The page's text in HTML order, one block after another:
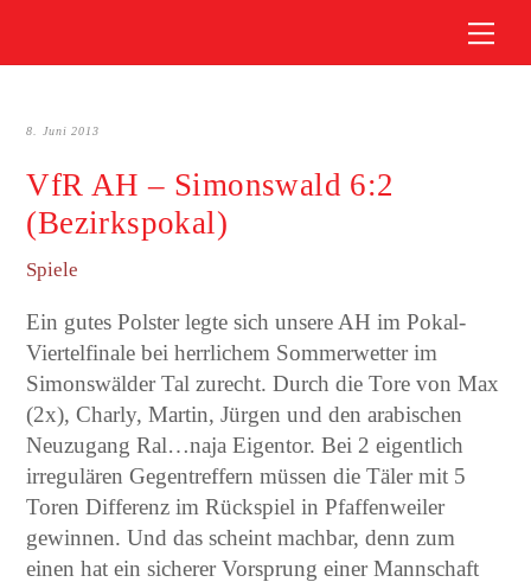
8. Juni 2013
VfR AH – Simonswald 6:2
(Bezirkspokal)
Spiele
Ein gutes Polster legte sich unsere AH im Pokal-
Viertelfinale bei herrlichem Sommerwetter im
Simonswälder Tal zurecht. Durch die Tore von Max
(2x), Charly, Martin, Jürgen und den arabischen
Neuzugang Ral…naja Eigentor. Bei 2 eigentlich
irregulären Gegentreffern müssen die Täler mit 5
Toren Differenz im Rückspiel in Pfaffenweiler
gewinnen. Und das scheint machbar, denn zum
einen hat ein sicherer Vorsprung einer Mannschaft